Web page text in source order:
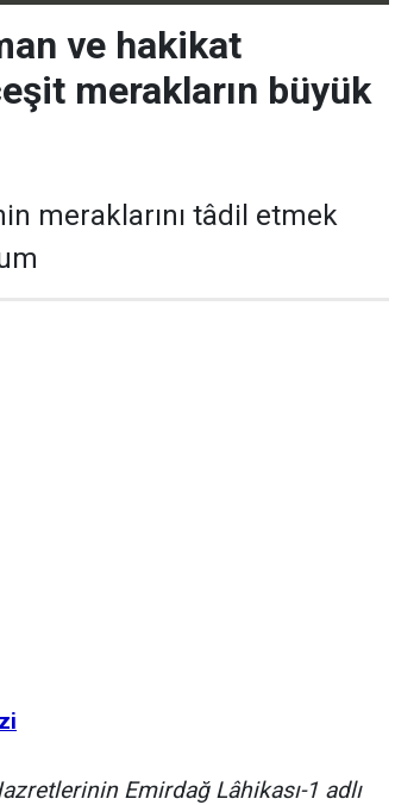
ve hakikat
merakların büyük
meraklarını tâdil etmek
Emirdağ Lâhikası-1 adlı